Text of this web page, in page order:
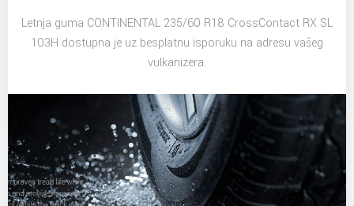
Letnja guma CONTINENTAL 235/60 R18 CrossContact RX SL
103H dostupna je uz besplatnu isporuku na adresu vašeg
vulkanizera.